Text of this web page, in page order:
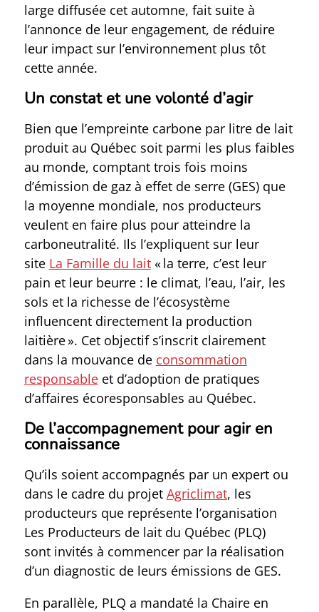
large diffusée cet automne, fait suite à
l’annonce de leur engagement, de réduire
leur impact sur l’environnement plus tôt
cette année.
Un constat et une volonté d’agir
Bien que l’empreinte carbone par litre de lait
produit au Québec soit parmi les plus faibles
au monde, comptant trois fois moins
d’émission de gaz à effet de serre (GES) que
la moyenne mondiale, nos producteurs
veulent en faire plus pour atteindre la
carboneutralité. Ils l’expliquent sur leur
site La Famille du lait« la terre, c’est leur
pain et leur beurre : le climat, l’eau, l’air, les
sols et la richesse de l’écosystème
influencent directement la production
laitière ». Cet objectif s’inscrit clairement
dans la mouvance de consommation
responsableet d’adoption de pratiques
d’affaires écoresponsables au Québec.
De l’accompagnement pour agir en
connaissance
Qu’ils soient accompagnés par un expert ou
dans le cadre du projet Agriclimat, les
producteurs que représente l’organisation
Les Producteurs de lait du Québec (PLQ)
sont invités à commencer par la réalisation
d’un diagnostic de leurs émissions de GES.
En parallèle, PLQ a mandaté la Chaire en